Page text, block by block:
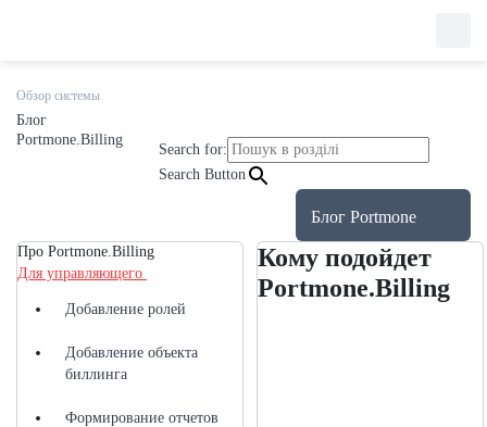
Обзор системы
Блог
Portmone.Billing
Search for:
Search Button
Блог Portmone
Про Portmone.Billing
Для управляющего
Добавление ролей
Добавление объекта
биллинга
Формирование отчетов
Кому подойдет
Portmone.Billing